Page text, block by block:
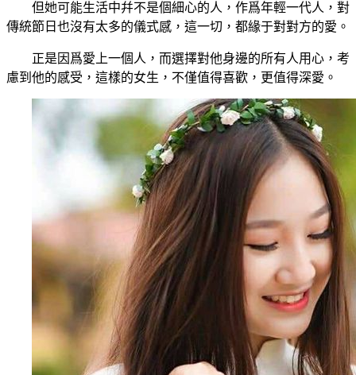
但她可能生活中幷不是個細心的人，作爲年輕一代人，對
傳統節日也沒有太多的儀式感，這一切，都緣于對對方的愛。
正是因爲愛上一個人，而選擇對他身邊的所有人用心，考
慮到他的感受，這樣的女生，不僅值得喜歡，更值得深愛。